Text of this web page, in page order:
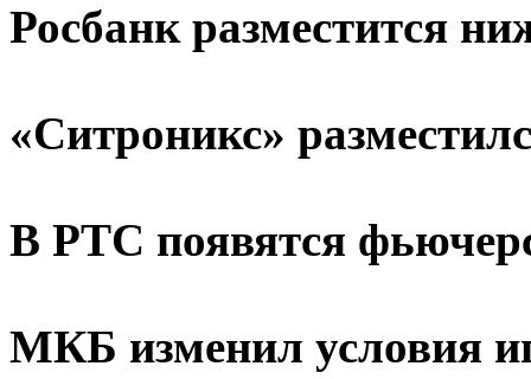
Росбанк разместится
«Ситроникс»
В РТС появятся
МКБ изменил условия